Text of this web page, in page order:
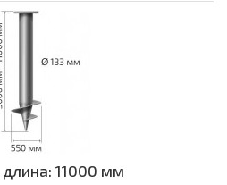
длина: 11000 мм